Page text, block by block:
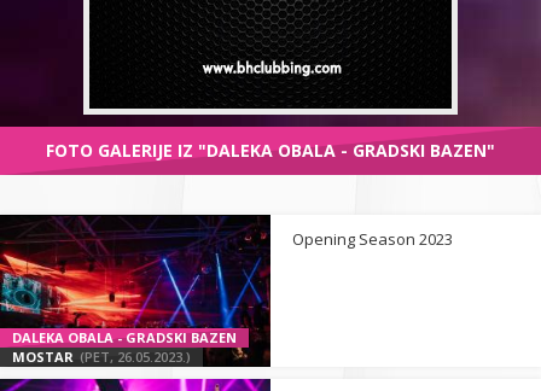
FOTO GALERIJE IZ "DALEKA OBALA - GRADSKI BAZEN"
DALEKA OBALA - GRADSKI BAZEN
MOSTAR (PET, 26.05.2023.)
Opening Season 2023